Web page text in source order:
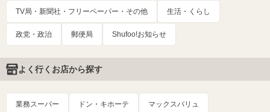
TV局・新聞社・フリーペーパー・その他 生活・くらし
政党・政治 郵便局 Shufoo!お知らせ
よく行くお店から探す
業務スーパー ドン・キホーテ マックスバリュ